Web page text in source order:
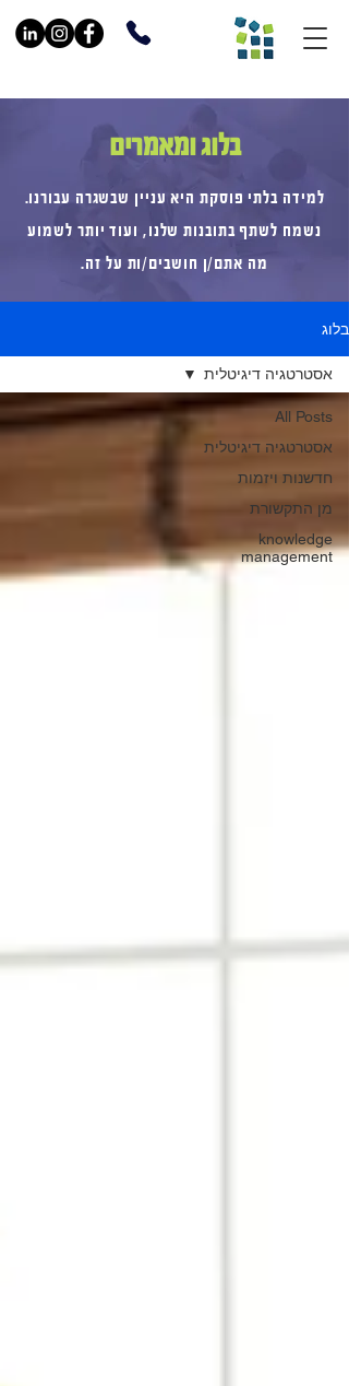
בלוג ומאמרים
למידה בלתי פוסקת היא עניין שבשגרה עבורנו.
נשמח לשתף בתובנות שלנו, ועוד יותר לשמוע
מה אתם/ן חושבים/ות על זה.
בלוג
All Posts
אסטרטגיה דיגיטלית
חדשנות ויזמות
מן התקשורת
knowledge
management
אסטרטגיה דיגיטלית